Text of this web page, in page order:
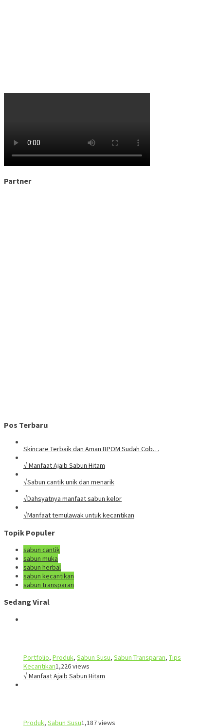
Partner
Pos Terbaru
Skincare Terbaik dan Aman BPOM Sudah Cob…
√ Manfaat Ajaib Sabun Hitam
√Sabun cantik unik dan menarik
√Dahsyatnya manfaat sabun kelor
√Manfaat temulawak untuk kecantikan
Topik Populer
sabun cantik
sabun muka
sabun herbal
sabun kecantikan
sabun transparan
Sedang Viral
Portfolio, Produk, Sabun Susu, Sabun Transparan, Tips
Kecantikan1,226 views
√ Manfaat Ajaib Sabun Hitam
Produk, Sabun Susu1,187 views